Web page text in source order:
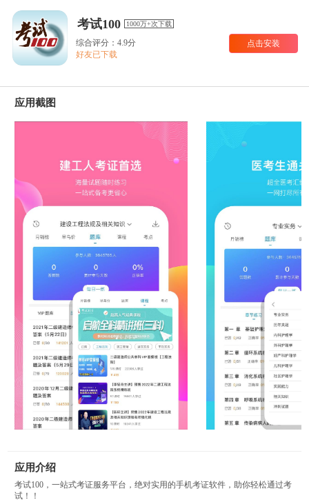
考试100 1000万+次下载
综合评分：4.9分
好友已下载
点击安装
应用截图
应用介绍
考试100，一站式考证服务平台，绝对实用的手机考证软件，助你轻松通过考
试！！